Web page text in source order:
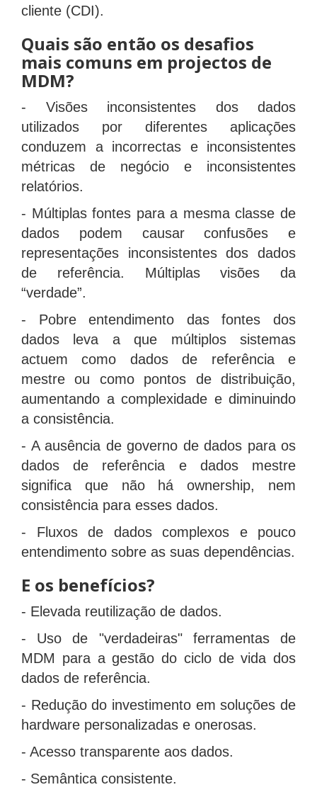
cliente (CDI).
Quais são então os desafios
mais comuns em projectos de
MDM?
- Visões inconsistentes dos dados
utilizados por diferentes aplicações
conduzem a incorrectas e inconsistentes
métricas de negócio e inconsistentes
relatórios.
- Múltiplas fontes para a mesma classe de
dados podem causar confusões e
representações inconsistentes dos dados
de referência. Múltiplas visões da
“verdade”.
- Pobre entendimento das fontes dos
dados leva a que múltiplos sistemas
actuem como dados de referência e
mestre ou como pontos de distribuição,
aumentando a complexidade e diminuindo
a consistência.
- A ausência de governo de dados para os
dados de referência e dados mestre
significa que não há ownership, nem
consistência para esses dados.
- Fluxos de dados complexos e pouco
entendimento sobre as suas dependências.
E os benefícios?
- Elevada reutilização de dados.
- Uso de "verdadeiras" ferramentas de
MDM para a gestão do ciclo de vida dos
dados de referência.
- Redução do investimento em soluções de
hardware personalizadas e onerosas.
- Acesso transparente aos dados.
- Semântica consistente.